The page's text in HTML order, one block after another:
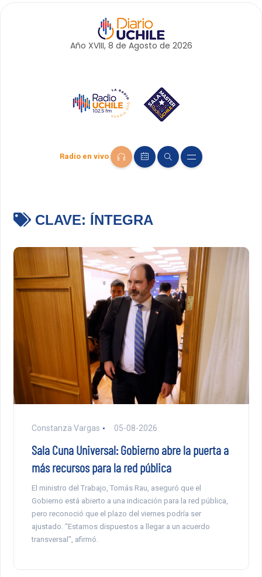
Año XVIII, 8 de Agosto de 2026
Radio en vivo
CLAVE: ÍNTEGRA
Constanza Vargas 05-08-2026
Sala Cuna Universal: Gobierno abre la puerta a
más recursos para la red pública
El ministro del Trabajo, Tomás Rau, aseguró que el
Gobierno está abierto a una indicación para la red pública,
pero reconoció que el plazo del viernes podría ser
ajustado. “Estamos dispuestos a llegar a un acuerdo
transversal”, afirmó.